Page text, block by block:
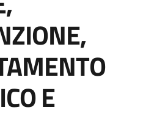
E